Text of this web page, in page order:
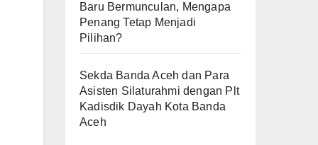
Baru Bermunculan, Mengapa
Penang Tetap Menjadi
Pilihan?
Sekda Banda Aceh dan Para
Asisten Silaturahmi dengan Plt
Kadisdik Dayah Kota Banda
Aceh